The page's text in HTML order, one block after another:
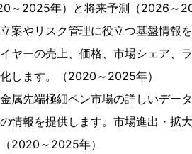
～2025年）と将来予測（2026～
案やリスク管理に役立つ基盤情報を
ヤーの売上、価格、市場シェア、
します。（2020～2025年）
属先端極細ペン市場の詳しいデー
情報を提供します。市場進出・拡
2020～2025年）